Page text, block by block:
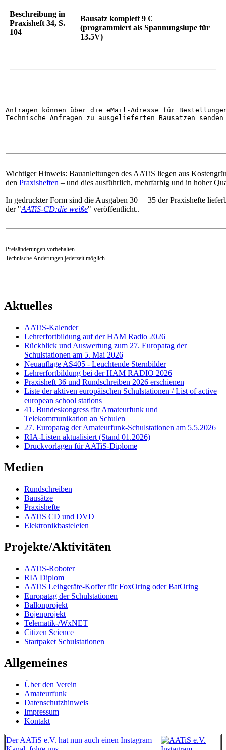
Beschreibung in
Praxisheft 34, S.
104
Bausatz komplett 9 €
(programmiert als Spannungslupe für
13.5V)
Anfragen können über die eMail-Adresse für
Technische Anfragen zu ausgelieferten Bausätzen
Wichtiger Hinweis: Bauanleitungen des AATiS liegen aus
den Praxisheften – und dies ausführlich, mehrfarbig und in hoher
In gedruckter Form sind die Ausgaben 30 – 35 der Praxishefte
der "AATiS-CD:die weiße" veröffentlicht..
Preisänderungen vorbehalten.
Technische Änderungen jederzeit möglich.
Aktuelles
AATiS-Kalender
Lehrerfortbildung auf der HAM Radio 2026
Rückblick und Auswertung zum 27. Europatag der
Schulstationen am 5. Mai 2026
Neuauflage AS405 - Leuchtende Sternbilder
Lehrerfortbildung bei der HAM RADIO 2026
Praxisheft 36 und Rundschreiben 2026 erschienen
Liste der aktiven europäischen Schulstationen / List of active
european school stations
41. Bundeskongress für Amateurfunk und
Telekommunikation an Schulen
27. Europatag der Amateurfunk-Schulstationen am 5.5.2026
RIA-Listen aktualisiert (Stand 01.2026)
Druckvorlagen für AATiS-Diplome
Medien
Rundschreiben
Bausätze
Praxishefte
AATiS CD und DVD
Elektronikbasteleien
Projekte/Aktivitäten
AATiS-Roboter
RIA Diplom
AATiS Leihgeräte-Koffer für FoxOring oder BatOring
Europatag der Schulstationen
Ballonprojekt
Bojenprojekt
Telematik-/WxNET
Citizen Science
Startpaket Schulstationen
Allgemeines
Über den Verein
Amateurfunk
Datenschutzhinweis
Impressum
Kontakt
Der AATiS e.V. hat nun auch einen Instagram